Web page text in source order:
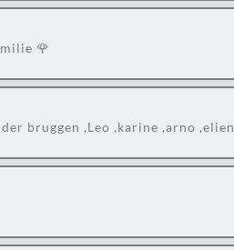
🌹
bruggen ,Leo ,karine ,arno ,elien